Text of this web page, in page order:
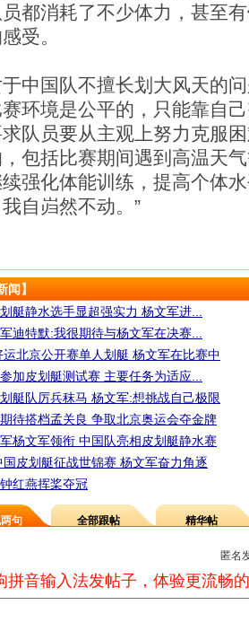
都消耗了不少体力，甚至
受。
国队不擅长划大风天的问
环境是公平的，只能靠自
求队员要从主观上努力克服
包括比赛期间遇到高温天
强化体能训练，提高个体
自岿然不动。”
闻】
艇静水选手显超强实力 杨文军进...
迪特默:我很期待与杨文军在决赛...
运北京公开赛单人划艇 杨文军在比赛中
加皮划艇测试赛 主要任务为适应...
艇队厉兵秣马 杨文军:想挑战自己极限
待搭档孟关良 争取北京奥运会夺金牌
杨文军领衔 中国队亮相皮划艇静水赛
国皮划艇征战世锦赛 杨文军奋力角逐
红燕挥桨夺冠
句 全部跟帖 精华帖
匿名
拼音输入法发帖子，体验更流畅